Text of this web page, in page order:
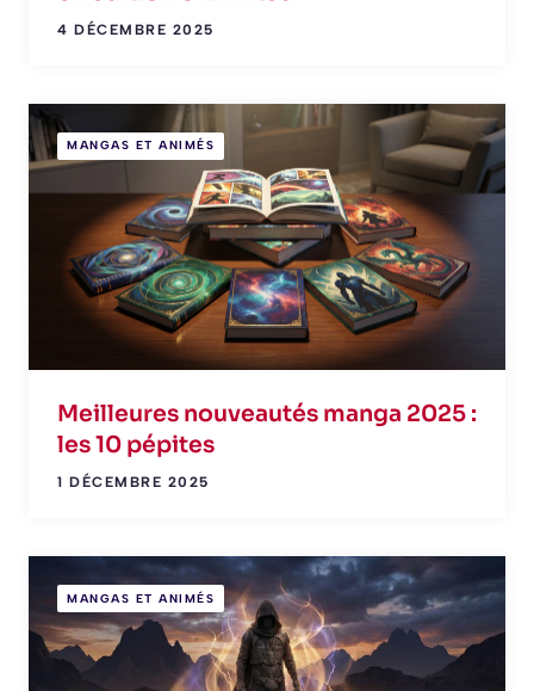
4 DÉCEMBRE 2025
MANGAS ET ANIMÉS
Meilleures nouveautés manga 2025 :
les 10 pépites
1 DÉCEMBRE 2025
MANGAS ET ANIMÉS